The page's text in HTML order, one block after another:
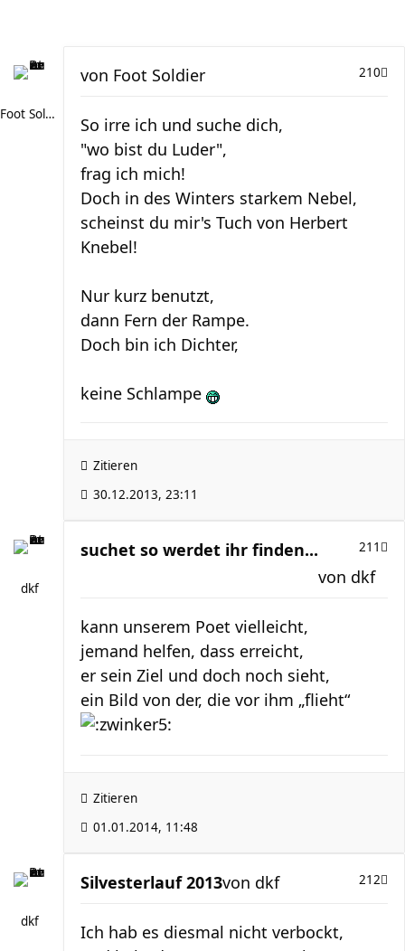
Foot Soldier
210
von Foot Soldier
So irre ich und suche dich,
"wo bist du Luder",
frag ich mich!
Doch in des Winters starkem Nebel,
scheinst du mir's Tuch von Herbert
Knebel!
Nur kurz benutzt,
dann Fern der Rampe.
Doch bin ich Dichter,
keine Schlampe
Zitieren
30.12.2013, 23:11
dkf
suchet so werdet ihr finden... 211
von dkf
kann unserem Poet vielleicht,
jemand helfen, dass erreicht,
er sein Ziel und doch noch sieht,
ein Bild von der, die vor ihm „flieht“
Zitieren
01.01.2014, 11:48
dkf
Silvesterlauf 2013 212
von dkf
Ich hab es diesmal nicht verbockt,